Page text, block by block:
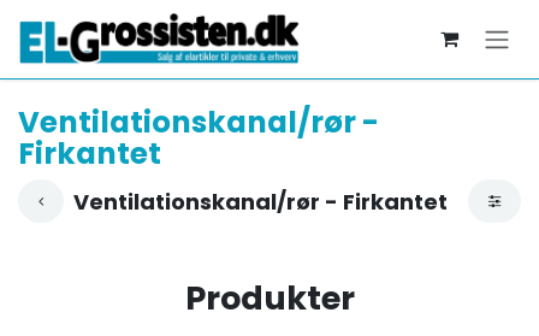
Ventilationskanal/rør -
Firkantet
Ventilationskanal/rør - Firkantet
Produkter